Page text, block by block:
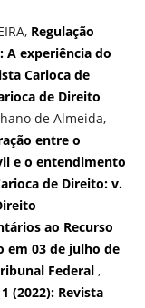
Regulação
A experiência do
Carioca de
de Direito
de Almeida,
entre o
e o entendimento
de Direito: v.
ao Recurso
em 03 de julho de
Federal ,
(2022): Revista